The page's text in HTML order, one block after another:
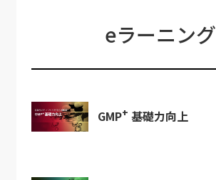
eラーニング
GMP+ 基礎力向上